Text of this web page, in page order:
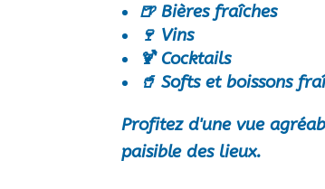
🍺 Bières fraîches
🍷 Vins
🍹 Cocktails
🥤 Softs et boissons
Profitez d'une vue
paisible des lieux.